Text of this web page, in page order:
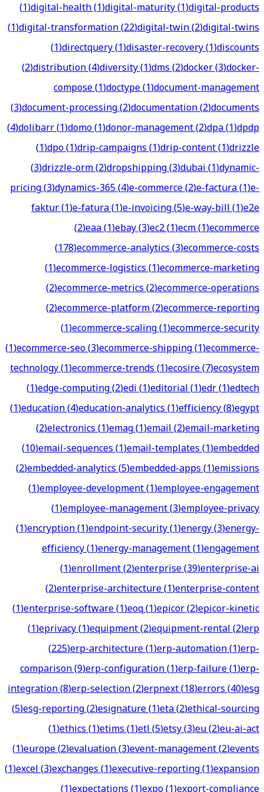
(1)digital-health(1)digital-maturity(1)digital-products
(1)digital-transformation(22)digital-twin(2)digital-twins
(1)directquery(1)disaster-recovery(1)discounts
(2)distribution(4)diversity(1)dms(2)docker(3)docker-
compose(1)doctype(1)document-management
(3)document-processing(2)documentation(2)documents
(4)dolibarr(1)domo(1)donor-management(2)dpa(1)dpdp
(1)dpo(1)drip-campaigns(1)drip-content(1)drizzle
(3)drizzle-orm(2)dropshipping(3)dubai(1)dynamic-
pricing(3)dynamics-365(4)e-commerce(2)e-factura(1)e-
faktur(1)e-fatura(1)e-invoicing(5)e-way-bill(1)e2e
(2)eaa(1)ebay(3)ec2(1)ecm(1)ecommerce
(178)ecommerce-analytics(3)ecommerce-costs
(1)ecommerce-logistics(1)ecommerce-marketing
(2)ecommerce-metrics(2)ecommerce-operations
(2)ecommerce-platform(2)ecommerce-reporting
(1)ecommerce-scaling(1)ecommerce-security
(1)ecommerce-seo(3)ecommerce-shipping(1)ecommerce-
technology(1)ecommerce-trends(1)ecosire(7)ecosystem
(1)edge-computing(2)edi(1)editorial(1)edr(1)edtech
(1)education(4)education-analytics(1)efficiency(8)egypt
(2)electronics(1)emag(1)email(2)email-marketing
(10)email-sequences(1)email-templates(1)embedded
(2)embedded-analytics(5)embedded-apps(1)emissions
(1)employee-development(1)employee-engagement
(1)employee-management(3)employee-privacy
(1)encryption(1)endpoint-security(1)energy(3)energy-
efficiency(1)energy-management(1)engagement
(1)enrollment(2)enterprise(39)enterprise-ai
(2)enterprise-architecture(1)enterprise-content
(1)enterprise-software(1)eoq(1)epicor(2)epicor-kinetic
(1)eprivacy(1)equipment(2)equipment-rental(2)erp
(225)erp-architecture(1)erp-automation(1)erp-
comparison(9)erp-configuration(1)erp-failure(1)erp-
integration(8)erp-selection(2)erpnext(18)errors(40)esg
(5)esg-reporting(2)esignature(1)eta(2)ethical-sourcing
(1)ethics(1)etims(1)etl(5)etsy(3)eu(2)eu-ai-act
(1)europe(2)evaluation(3)event-management(2)events
(1)excel(3)exchanges(1)executive-reporting(1)expansion